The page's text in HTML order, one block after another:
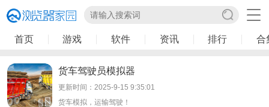
首页 游戏 软件 资讯 排行 合
货车驾驶员模拟器
更新时间：2025-9-15 9:35:01
货车模拟，运输驾驶！